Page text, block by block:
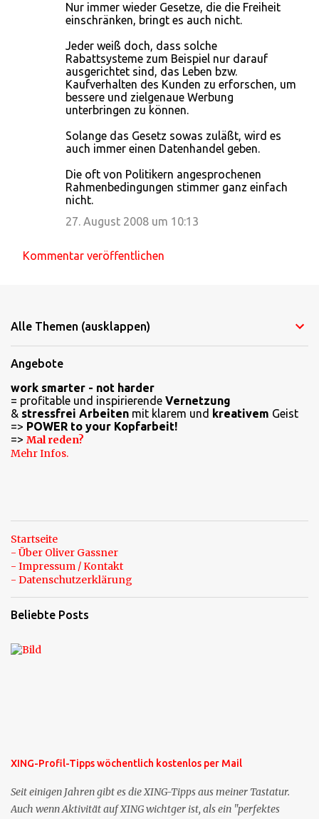
Nur immer wieder Gesetze, die die Freiheit
einschränken, bringt es auch nicht.
Jeder weiß doch, dass solche
Rabattsysteme zum Beispiel nur darauf
ausgerichtet sind, das Leben bzw.
Kaufverhalten des Kunden zu erforschen, um
bessere und zielgenaue Werbung
unterbringen zu können.
Solange das Gesetz sowas zuläßt, wird es
auch immer einen Datenhandel geben.
Die oft von Politikern angesprochenen
Rahmenbedingungen stimmer ganz einfach
nicht.
27. August 2008 um 10:13
Kommentar veröffentlichen
Alle Themen (ausklappen)
Angebote
work smarter - not harder
= profitable und inspirierende Vernetzung
& stressfrei Arbeiten mit klarem und kreativem Geist
=> POWER to your Kopfarbeit!
=> Mal reden?
Mehr Infos.
Startseite
- Über Oliver Gassner
- Impressum / Kontakt
- Datenschutzerklärung
Beliebte Posts
XING-Profil-Tipps wöchentlich kostenlos per Mail
Seit einigen Jahren gibt es die XING-Tipps aus meiner Tastatur.
Auch wenn Aktivität auf XING wichtger ist, als ein "perfektes